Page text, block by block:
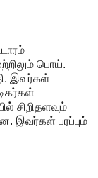
பொய்.
இவர்கள்
சிறிதளவும்
இவர்கள் பரப்பும்